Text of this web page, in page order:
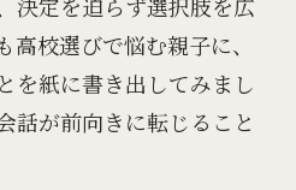
決定を迫らず選択肢を広
校選びで悩む親子に、
を紙に書き出してみまし
話が前向きに転じること